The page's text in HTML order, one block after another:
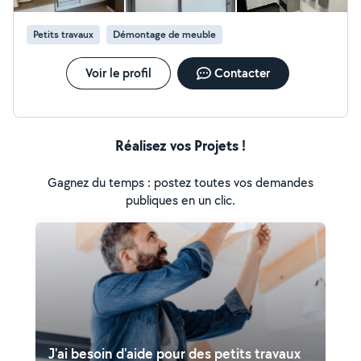
pièce introuvable ? Un objet cassé à remplacer ? Une
idée à fabriquer ? Je réalise pour vous des pièces sur
mesure, adaptées à votre besoin. Travail local Conseils
personnalisés Fabrication à la demande Petite pièce : à
partir de 10 Pièce fonctionnelle : 25 à 60 Modélisation
sur mesure : 30 et + Modélisation : sur devis Passez en
Petits travaux Démontage de meuble
Voir le profil Contacter
Réalisez vos Projets !
Gagnez du temps : postez toutes vos demandes
publiques en un clic.
J'ai besoin d'aide pour des petits travaux